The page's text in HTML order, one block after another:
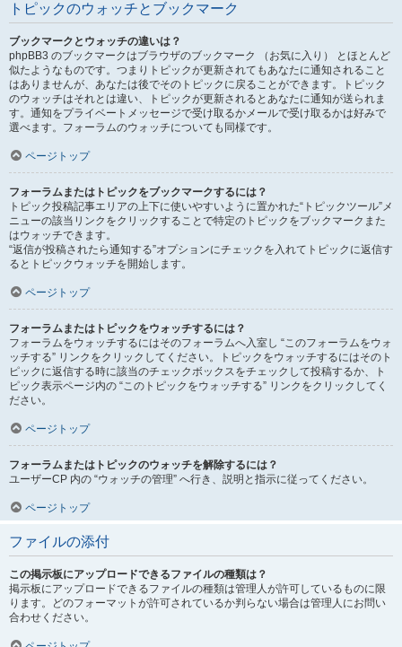
トピックのウォッチとブックマーク
ブックマークとウォッチの違いは？
phpBB3 のブックマークはブラウザのブックマーク （お気に入り） とほとんど
似たようなものです。つまりトピックが更新されてもあなたに通知されること
はありませんが、あなたは後でそのトピックに戻ることができます。トピック
のウォッチはそれとは違い、トピックが更新されるとあなたに通知が送られま
す。通知をプライベートメッセージで受け取るかメールで受け取るかは好みで
選べます。フォーラムのウォッチについても同様です。
ページトップ
フォーラムまたはトピックをブックマークするには？
トピック投稿記事エリアの上下に使いやすいように置かれた“トピックツール”メ
ニューの該当リンクをクリックすることで特定のトピックをブックマークまた
はウォッチできます。
“返信が投稿されたら通知する”オプションにチェックを入れてトピックに返信す
るとトピックウォッチを開始します。
ページトップ
フォーラムまたはトピックをウォッチするには？
フォーラムをウォッチするにはそのフォーラムへ入室し “このフォーラムをウォ
ッチする” リンクをクリックしてください。トピックをウォッチするにはそのト
ピックに返信する時に該当のチェックボックスをチェックして投稿するか、ト
ピック表示ページ内の “このトピックをウォッチする” リンクをクリックしてく
ださい。
ページトップ
フォーラムまたはトピックのウォッチを解除するには？
ユーザーCP 内の “ウォッチの管理” へ行き、説明と指示に従ってください。
ページトップ
ファイルの添付
この掲示板にアップロードできるファイルの種類は？
掲示板にアップロードできるファイルの種類は管理人が許可しているものに限
ります。どのフォーマットが許可されているか判らない場合は管理人にお問い
合わせください。